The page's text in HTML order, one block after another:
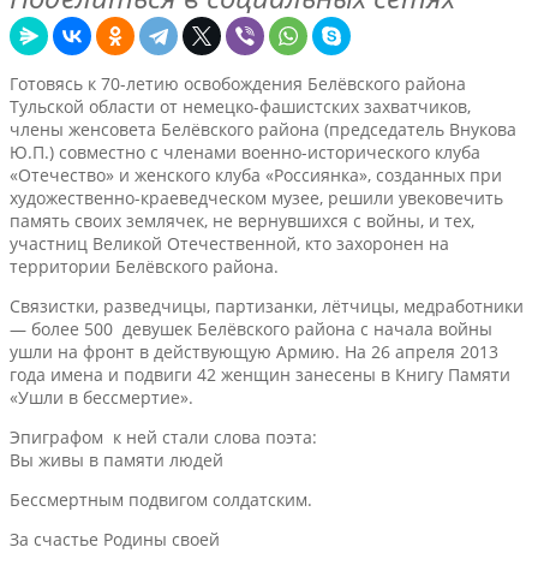
Готовясь к 70-летию освобождения Белёвского района
Тульской области от немецко-фашистских захватчиков,
члены женсовета Белёвского района (председатель Внукова
Ю.П.) совместно с членами военно-исторического клуба
«Отечество» и женского клуба «Россиянка», созданных при
художественно-краеведческом музее, решили увековечить
память своих землячек, не вернувшихся с войны, и тех,
участниц Великой Отечественной, кто захоронен на
территории Белёвского района.
Связистки, разведчицы, партизанки, лётчицы, медработники
— более 500 девушек Белёвского района с начала войны
ушли на фронт в действующую Армию. На 26 апреля 2013
года имена и подвиги 42 женщин занесены в Книгу Памяти
«Ушли в бессмертие».
Эпиграфом к ней стали слова поэта:
Вы живы в памяти людей
Бессмертным подвигом солдатским.
За счастье Родины своей